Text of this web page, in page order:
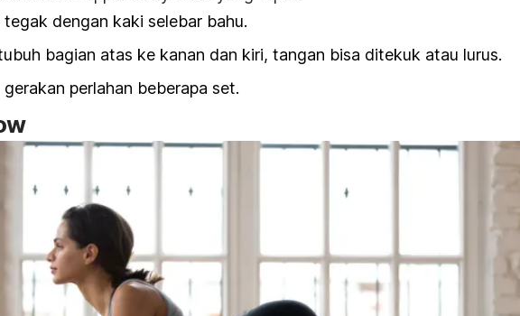
tegak dengan kaki selebar bahu.
bagian atas ke kanan dan kiri, tangan bisa ditekuk atau lurus.
gerakan perlahan beberapa set.